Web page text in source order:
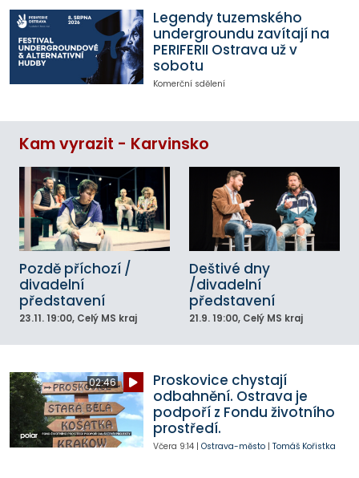
Legendy tuzemského
undergroundu zavítají na
PERIFERII Ostrava už v
sobotu
Komerční sdělení
Kam vyrazit - Karvinsko
Pozdě příchozí /
divadelní
představení
23.11. 19:00, Celý MS kraj
Deštivé dny
/divadelní
představení
21.9. 19:00, Celý MS kraj
02:46
Proskovice chystají
odbahnění. Ostrava je
podpoří z Fondu životního
prostředí.
Včera 9:14| Ostrava-město| Tomáš Kořistka